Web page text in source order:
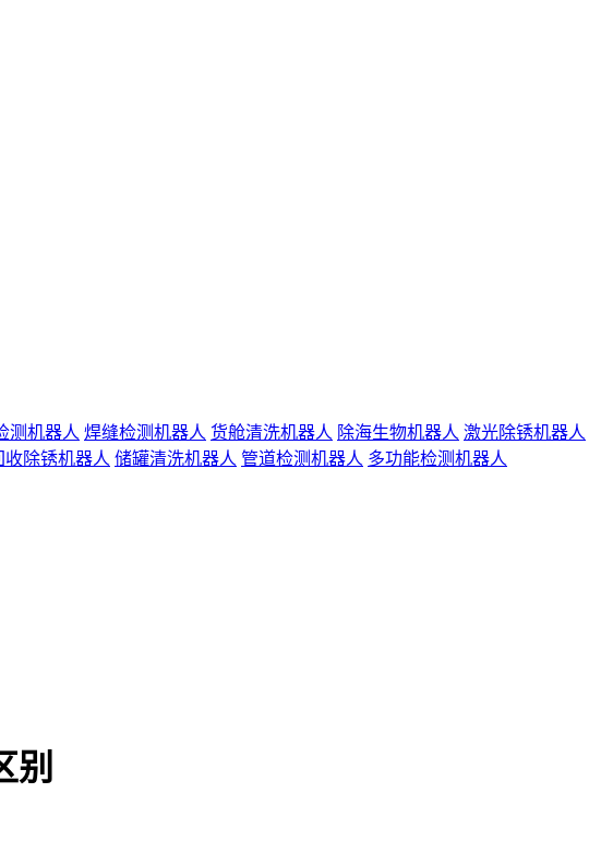
测机器人 焊缝检测机器人 货舱清洗机器人 除海生物机器人 激光除锈机器人
收除锈机器人 储罐清洗机器人 管道检测机器人 多功能检测机器人
别